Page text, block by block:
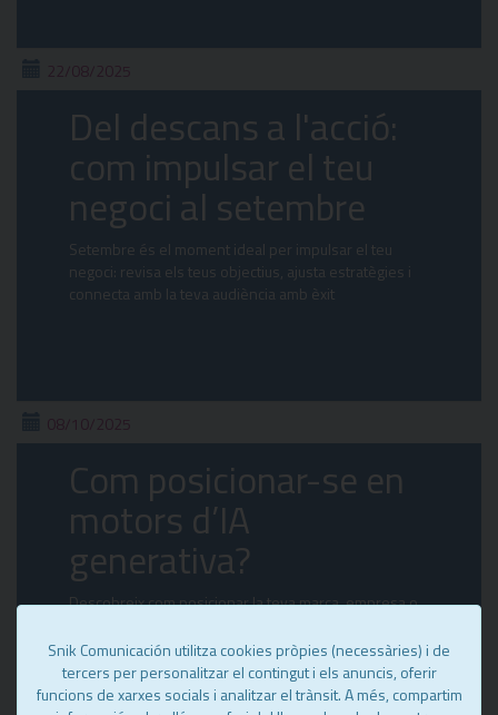
22/08/2025
Del descans a l'acció:
com impulsar el teu
negoci al setembre
Setembre és el moment ideal per impulsar el teu
negoci: revisa els teus objectius, ajusta estratègies i
connecta amb la teva audiència amb èxit
08/10/2025
Com posicionar-se en
motors d’IA
generativa?
Descobreix com posicionar la teva marca, empresa o
Comunicació… t’ajudem!
Snik Comunicación utilitza cookies pròpies (necessàries) i de
tercers per personalitzar el contingut i els anuncis, oferir
funcions de xarxes socials i analitzar el trànsit. A més, compartim